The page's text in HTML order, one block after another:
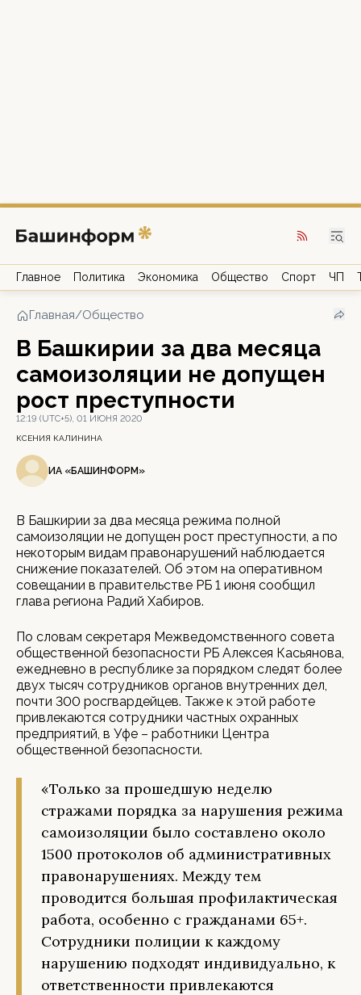
Главное Политика Экономика Общество Спорт ЧП
Главная/Общество
В Башкирии за два месяца
самоизоляции не допущен
рост преступности
12:19 (UTC+5), 01 ИЮНЯ 2020
КСЕНИЯ КАЛИНИНА
ИА «БАШИНФОРМ»
В Башкирии за два месяца режима полной
самоизоляции не допущен рост преступности, а по
некоторым видам правонарушений наблюдается
снижение показателей. Об этом на оперативном
совещании в правительстве РБ 1 июня сообщил
глава региона Радий Хабиров.
По словам секретаря Межведомственного совета
общественной безопасности РБ Алексея Касьянова,
ежедневно в республике за порядком следят более
двух тысяч сотрудников органов внутренних дел,
почти 300 росгвардейцев. Также к этой работе
привлекаются сотрудники частных охранных
предприятий, в Уфе – работники Центра
общественной безопасности.
«Только за прошедшую неделю
стражами порядка за нарушения режима
самоизоляции было составлено около
1500 протоколов об административных
правонарушениях. Между тем
проводится большая профилактическая
работа, особенно с гражданами 65+.
Сотрудники полиции к каждому
нарушению подходят индивидуально, к
ответственности привлекаются